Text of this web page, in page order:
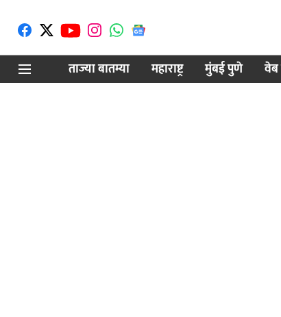
ताज्या बातम्या
महाराष्ट्र मुंबई पुणे वेब